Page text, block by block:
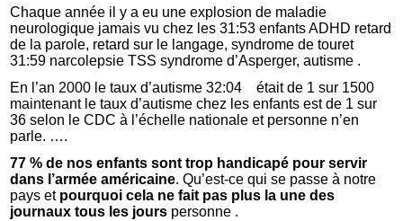
Chaque année il y a eu une explosion de maladie
neurologique jamais vu chez les 31:53 enfants ADHD retard
de la parole, retard sur le langage, syndrome de touret
31:59 narcolepsie TSS syndrome d’Asperger, autisme .
En l’an 2000 le taux d’autisme 32:04 était de 1 sur 1500
maintenant le taux d’autisme chez les enfants est de 1 sur
36 selon le CDC à l’échelle nationale et personne n’en
parle. ….
77 % de nos enfants sont trop handicapé pour servir
dans l’armée américaine. Qu’est-ce qui se passe à notre
pays et pourquoi cela ne fait pas plus la une des
journaux tous les jours personne .